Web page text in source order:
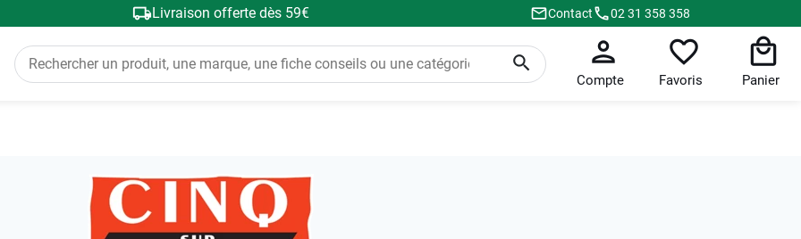
Livraison offerte dès 59€ Contact 02 31 358 358
Compte Favoris Panier